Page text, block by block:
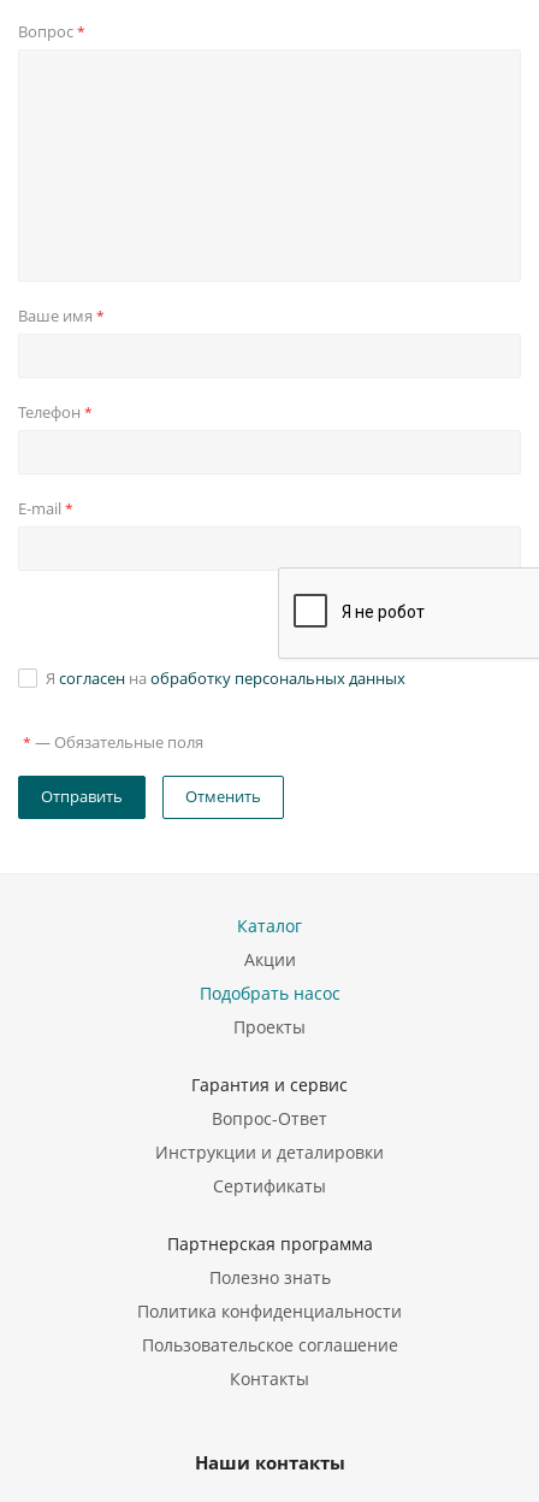
Вопрос*
Ваше имя *
Телефон *
E-mail *
Я согласен на обработку персональных данных
* — Обязательные поля
Отправить Отменить
Каталог
Акции
Подобрать насос
Проекты
Гарантия и сервис
Вопрос-Ответ
Инструкции и деталировки
Сертификаты
Партнерская программа
Полезно знать
Политика конфиденциальности
Пользовательское соглашение
Контакты
Наши контакты